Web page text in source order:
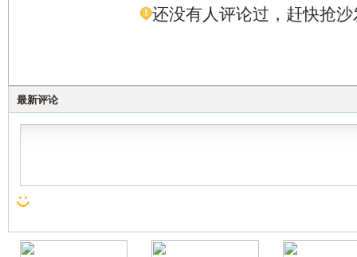
还没有人评论过，赶快抢沙
最新评论